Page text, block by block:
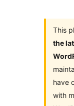
This
the
have
with